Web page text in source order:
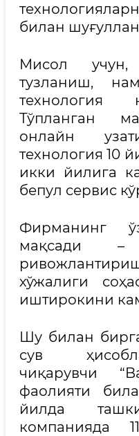
билан
Мисол учун,
тузланиш,
технология
Тўпланган
онлайн
технология 10
икки йилига
бепул сервис
Фирманинг
мақсади –
хўжалиги
иштирокини
Шу билан
сув
чиқарувчи
фаолияти
йилда
компанияда